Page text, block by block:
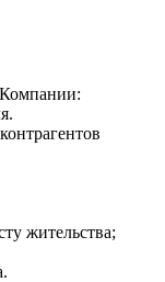
жительства;